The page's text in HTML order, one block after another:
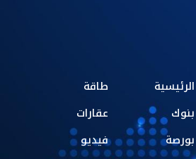
الرئيسية
بنوك
بورصة
طاقة
عقارات
فيديو